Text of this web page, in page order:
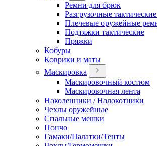
Ремни для брюк
Разгрузочные
Плечевые оружейные
Подтяжки тактические
Пряжки
Кобуры
Коврики и маты
Маскировка
Маскировочный костюм
Маскировочная лента
Наколенники / Налокотники
Чехлы оружейные
Спальные мешки
Пончо
Гамаки/Палатки/Тенты